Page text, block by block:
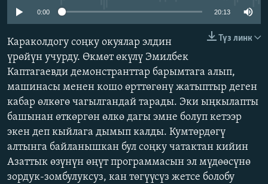
ЭЖЕ-СИҢДИЛЕР
ЫҢГАЙСЫЗ СУРООЛОР
ОНЛАЙН ШЕРИНЕ
ЭЕ/АРнун бардык сайттары
0:00 20:13
Түз линк
Караколдогу соңку окуялар элдин
үрөйүн учурду. Өкмөт өкүлү Эмилбек
Каптагаевди демонстранттар барымтага алып,
машинасы менен кошо өрттөгөнү жатыптыр деген
кабар өлкөгө чагылгандай тарады. Эки ыңкылапты
башынан өткөргөн өлкө дагы эмне болуп кетээр
экен деп кыйлага дымып калды. Кумтөрдөгү
алтынга байланышкан бул соңку чатактан кийин
Азаттык өзүнүн өңүт программасын эл мүдөөсүнө
зордук-зомбулуксуз, кан төгүүсүз жетсе болобу